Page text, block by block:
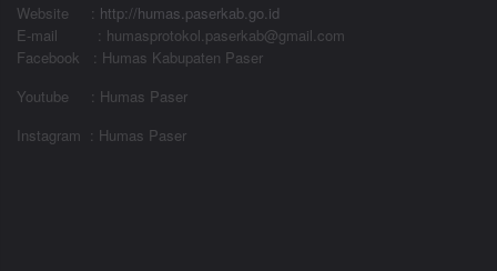
Website
: http://humas.paserkab.go.id
E-mail : humasprotokol.paserkab@gmail.com
Facebook : Humas Kabupaten Paser
Youtube : Humas Paser
Instagram : Humas Paser